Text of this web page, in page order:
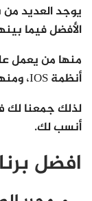
يوجد العديد
الأفضل فيما
منها من يعمل
أنظمة IOS، ومنها ما هو مناسب لسطح المكتب.
لذلك جمعنا لك
أنسب لك.
افضل